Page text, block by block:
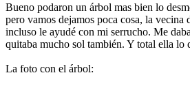
Bueno podaron un árbol mas bien lo
pero vamos dejamos poca cosa, la vecina
incluso le ayudé con mi serrucho. Me
quitaba mucho sol también. Y total ella lo
La foto con el árbol: